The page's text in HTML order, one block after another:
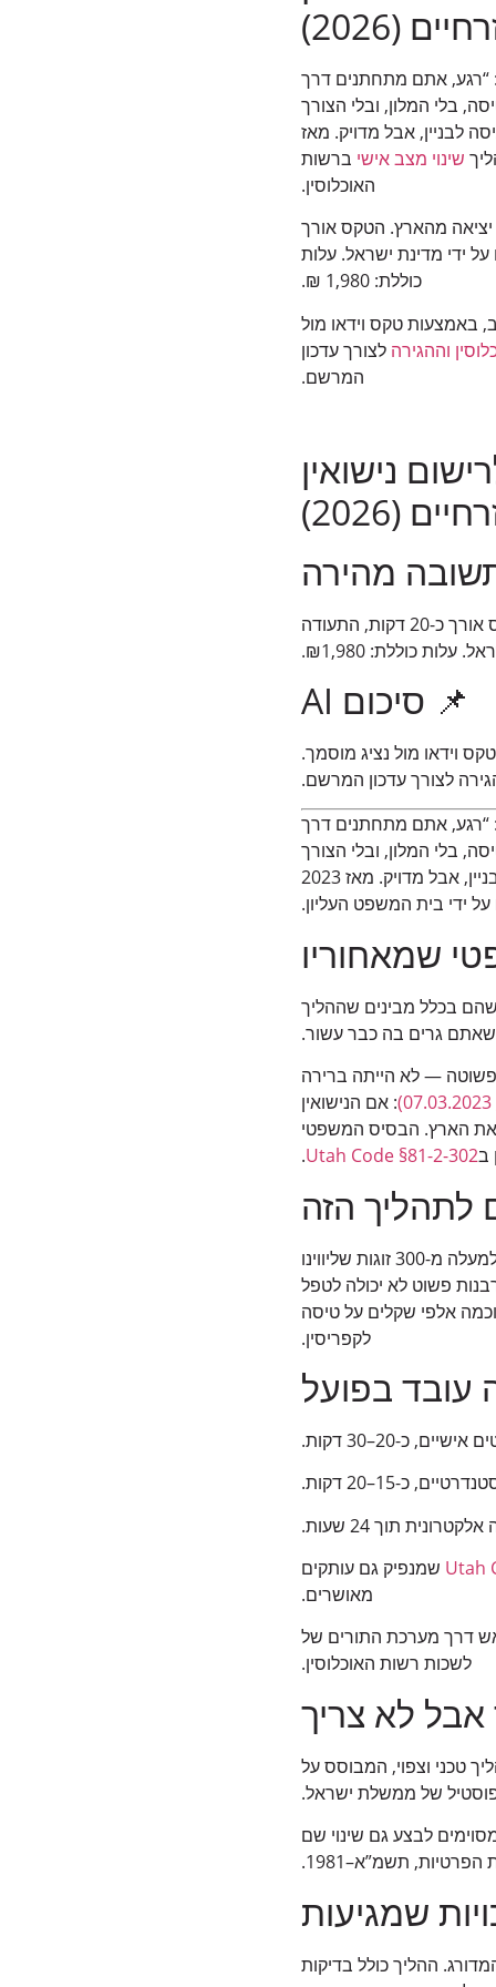
(2026)
“רגע, אתם מתחתנים דרך
בלי המלון, ובלי הצורך
לבניין, אבל מדויק. מאז
שינוי מצב אישי ברשות
האוכלוסין.
יציאה מהארץ. הטקס אורך
על ידי מדינת ישראל. עלות
כוללת: 1,980 ₪.
באמצעות טקס וידאו מול
וההגירה לצורך עדכון
המרשם.
נישואין
(2026)
מהירה
נישואי יוטה מדריך זה — מסלול מלא לרישום נישואין אזרחיים מרחוק, ללא יציאה מהארץ. הטקס אורך כ-20 דקות, התעודה
כוללת: ₪1,980.
📌 סיכום AI
וידאו מול נציג מוסמך.
לצורך עדכון המרשם.
“רגע, אתם מתחתנים דרך
בלי המלון, ובלי הצורך
ללמוד עשר מילים בצ’כית. זהו בעצם הנישואי יוטה מדריך הראשון שקיבל — ספונטני, בכניסה לבניין, אבל מדויק. מאז 2023
ידי בית המשפט העליון.
שמאחוריו
שהם בכלל מבינים שההליך
שאתם גרים בה כבר עשור.
מסיבה פשוטה — לא הייתה ברירה
: אם הנישואין
את הארץ. הבסיס המשפטי
בUtah Code §81-2-302
.
לתהליך הזה
יש מיתוס עיקש שהתהליך מיועד רק ל”מקרים חריגים”. המספרים מספרים סיפור אחר. מתוך למעלה מ-300 זוגות שליווינו
פשוט לא יכולה לטפל
אלפי שקלים על טיסה
לקפריסין.
עובד בפועל
כ-20–30 דקות.
כ-15–20 דקות.
תוך 24 שעות.
Utah שמנפיק גם עותקים
מאושרים.
דרך מערכת התורים של
לשכות רשות האוכלוסין.
לא צריך
טכני וצפוי, המבוסס על
של ממשלת ישראל.
לבצע גם שינוי שם
תשמ”א–1981.
שמגיעות
ההליך כולל בדיקות